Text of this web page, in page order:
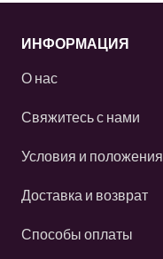
ИНФОРМАЦИЯ
О нас
Свяжитесь с нами
Условия и положения
Доставка и возврат
Способы оплаты